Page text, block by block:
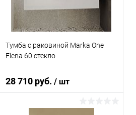
Тумба с раковиной Marka One
Elena 60 стекло
28 710 руб./ шт